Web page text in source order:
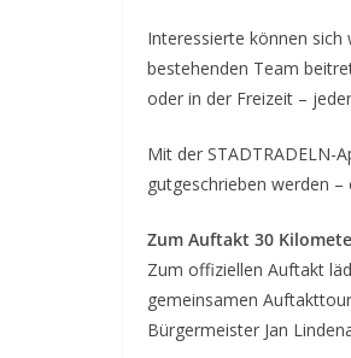
Interessierte können
bestehenden Team
oder in der Freizeit –
Mit der STADTRADELN-
gutgeschrieben werden
Zum Auftakt 30
Zum offiziellen Auftakt
gemeinsamen
Bürgermeister Jan